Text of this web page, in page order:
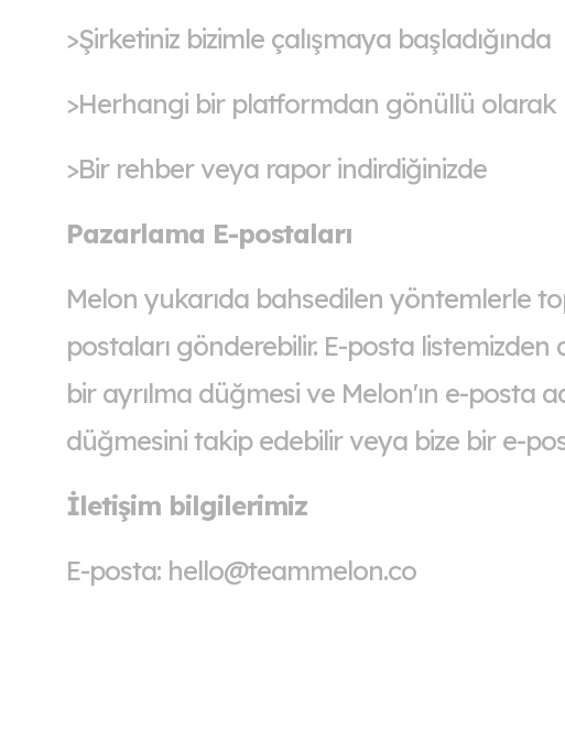
>Şirketiniz bizimle çalışmaya başladığında
>Herhangi bir platformdan gönüllü olarak
>Bir rehber veya rapor indirdiğinizde
Pazarlama E-postaları
Melon yukarıda bahsedilen yöntemlerle
postaları gönderebilir. E-posta
bir ayrılma düğmesi ve Melon'ın e-posta
düğmesini takip edebilir veya bize bir e-
İletişim bilgilerimiz
E-posta: hello@teammelon.co